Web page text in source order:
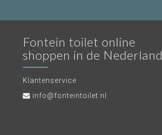
Fontein toilet online
shoppen in de Nederland
Klantenservice
info@fonteintoilet.nl